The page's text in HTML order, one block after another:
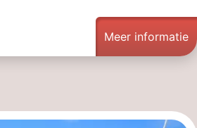
Meer informatie